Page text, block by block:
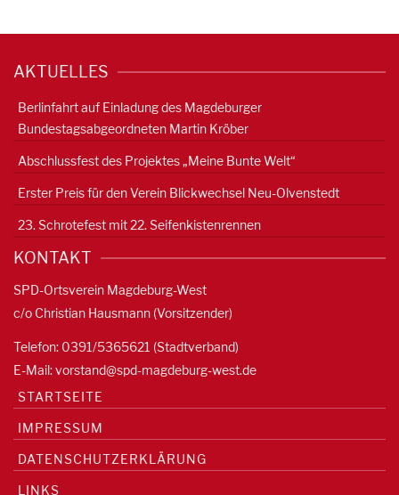
AKTUELLES
Berlinfahrt auf Einladung des Magdeburger
Bundestagsabgeordneten Martin Kröber
Abschlussfest des Projektes „Meine Bunte Welt“
Erster Preis für den Verein Blickwechsel Neu-Olvenstedt
23. Schrotefest mit 22. Seifenkistenrennen
KONTAKT
SPD-Ortsverein Magdeburg-West
c/o Christian Hausmann (Vorsitzender)
Telefon: 0391/5365621 (Stadtverband)
E-Mail:vorstand@spd-magdeburg-west.de
STARTSEITE
IMPRESSUM
DATENSCHUTZERKLÄRUNG
LINKS